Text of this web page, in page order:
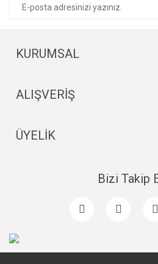
KURUMSAL
ALIŞVERİŞ
ÜYELİK
Bizi Takip